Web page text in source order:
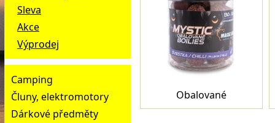
Sleva
Akce
Výprodej
Camping
Čluny, elektromotory
Dárkové předměty
Obalované